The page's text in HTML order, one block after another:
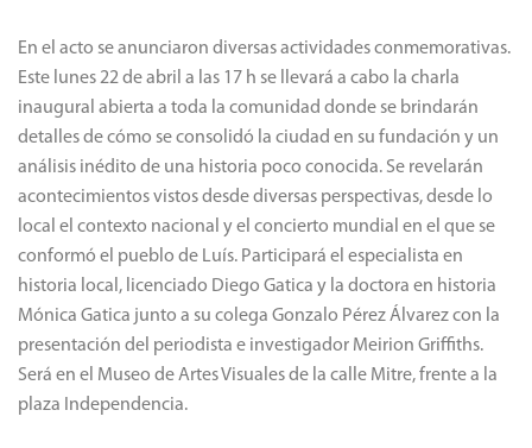
En el acto se anunciaron diversas actividades conmemorativas.
Este lunes 22 de abril a las 17 h se llevará a cabo la charla
inaugural abierta a toda la comunidad donde se brindarán
detalles de cómo se consolidó la ciudad en su fundación y un
análisis inédito de una historia poco conocida. Se revelarán
acontecimientos vistos desde diversas perspectivas, desde lo
local el contexto nacional y el concierto mundial en el que se
conformó el pueblo de Luís. Participará el especialista en
historia local, licenciado Diego Gatica y la doctora en historia
Mónica Gatica junto a su colega Gonzalo Pérez Álvarez con la
presentación del periodista e investigador Meirion Griffiths.
Será en el Museo de Artes Visuales de la calle Mitre, frente a la
plaza Independencia.